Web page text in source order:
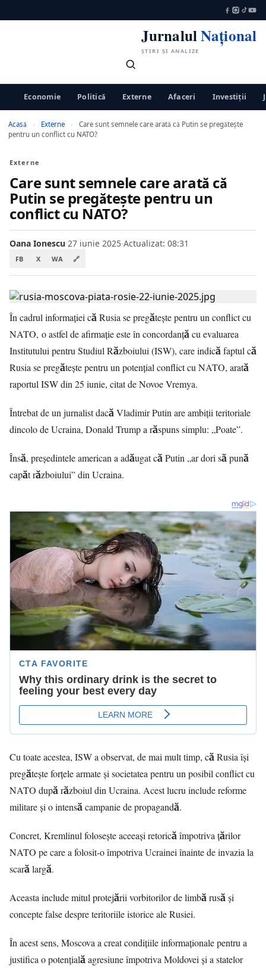
JurnalulNațional
ȘTIRI ȘI ANALIZE
Economie Politică Externe Afaceri Investiții
Acasă › Externe ›
Care sunt semnele care arată că Putin se pregătește
pentru un conflict cu NATO?
Externe
Care sunt semnele care arată că
Putin se pregătește pentru un
conflict cu NATO?
Oana Ionescu·27 iunie 2025·Actualizat: 08:31
FB X WA 🔗
În cadrul informaţiei că Rusia se pregăteşte pentru un conflict cu
NATO, o astfel de afirmație este în concordanță cu evaluarea
Institutului pentru Studiul Războiului (ISW), care indică faptul că
Rusia se pregătește pentru un potențial conflict cu NATO, arată
raportul ISW din 25 iunie, citat de Novoe Vremya.
Întrebat de un jurnalist dacă Vladimir Putin are ambiții teritoriale
dincolo de Ucraina, Donald Trump a răspuns simplu: „Poate”.
Însă, președintele american a adăugat că Putin „ar dori să pună
capăt războiului” din Ucraina.
Cu toate acestea, ISW a observat, de mai mult timp, că Rusia își
pregătește forțele armate și societatea pentru un posibil conflict cu
NATO după războiul din Ucraina. Acest lucru include reforme
militare și o intensă campanie de propagandă.
Concret, Kremlinul folosește aceeași retorică împotriva țărilor
NATO pe care a folosit-o împotriva Ucrainei înainte de invazia la
scară largă.
Aceasta include mitul protejării vorbitorilor de limbă rusă și
concepte false despre teritoriile istorice ale Rusiei.
În acest sens, Moscova a creat condițiile informaționale pentru a
justifica o potențială agresiune împotriva Moldovei și a statelor